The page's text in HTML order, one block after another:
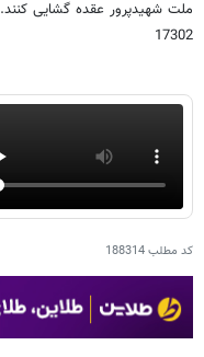
ملت شهیدپرور عقده گشایی کنند.
17302
کد مطلب188314